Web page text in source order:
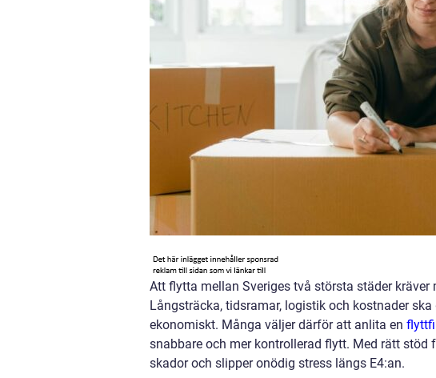
Att flytta mellan Sveriges två största städer
Långsträcka, tidsramar, logistik och kostnader
ekonomiskt. Många väljer därför att anlita en
snabbare och mer kontrollerad flytt. Med rätt
skador och slipper onödig stress längs E4:an.